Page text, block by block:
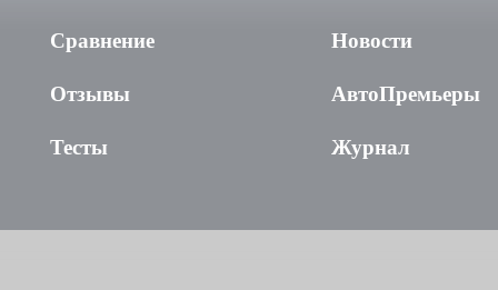
Сравнение
Отзывы
Тесты
Новости
АвтоПремьеры
Журнал